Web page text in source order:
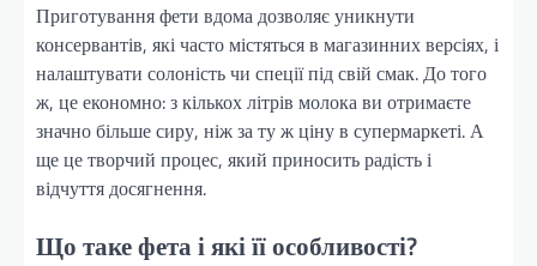
Приготування фети вдома дозволяє уникнути
консервантів, які часто містяться в магазинних версіях, і
налаштувати солоність чи спеції під свій смак. До того
ж, це економно: з кількох літрів молока ви отримаєте
значно більше сиру, ніж за ту ж ціну в супермаркеті. А
ще це творчий процес, який приносить радість і
відчуття досягнення.
Що таке фета і які її особливості?